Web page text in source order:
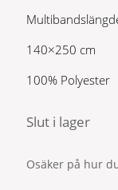
599
140×250 cm
100% Polyester
Slut i lager
Osäker på hur